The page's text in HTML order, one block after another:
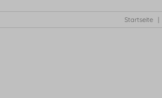
Startseite